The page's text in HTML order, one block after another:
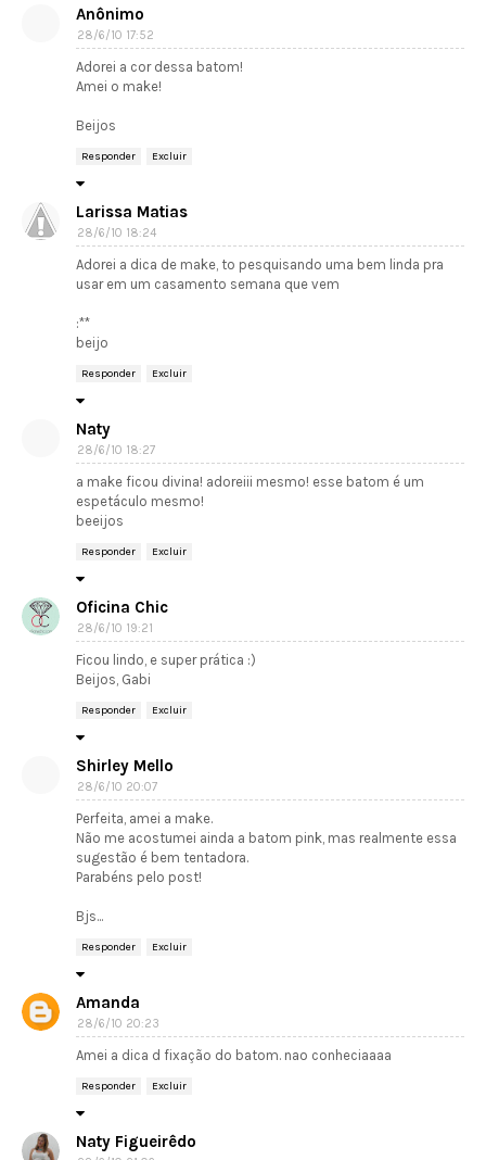
Anônimo
28/6/10 17:52
Adorei a cor dessa batom!
Amei o make!
Beijos
Responder Excluir
Larissa Matias
28/6/10 18:24
Adorei a dica de make, to pesquisando uma bem linda pra
usar em um casamento semana que vem
:**
beijo
Responder Excluir
Naty
28/6/10 18:27
a make ficou divina! adoreiii mesmo! esse batom é um
espetáculo mesmo!
beeijos
Responder Excluir
Oficina Chic
28/6/10 19:21
Ficou lindo, e super prática :)
Beijos, Gabi
Responder Excluir
Shirley Mello
28/6/10 20:07
Perfeita, amei a make.
Não me acostumei ainda a batom pink, mas realmente essa
sugestão é bem tentadora.
Parabéns pelo post!
Bjs...
Responder Excluir
Amanda
28/6/10 20:23
Amei a dica d fixação do batom. nao conheciaaaa
Responder Excluir
Naty Figueirêdo